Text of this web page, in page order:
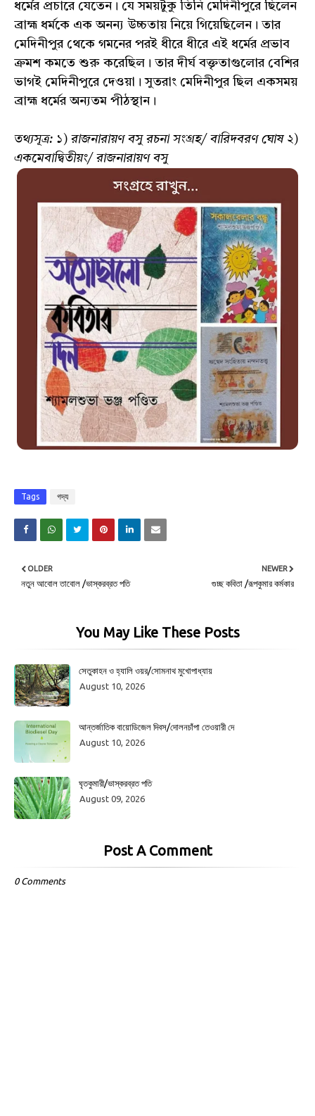
ধর্মের প্রচারে যেতেন। যে সময়টুকু তিনি মেদিনীপুরে ছিলেন
ব্রাহ্ম ধর্মকে এক অনন্য উচ্চতায় নিয়ে গিয়েছিলেন। তার
মেদিনীপুর থেকে গমনের পরই ধীরে ধীরে এই ধর্মের প্রভাব
ক্রমশ কমতে শুরু করেছিল। তার দীর্ঘ বক্তৃতাগুলোর বেশির
ভাগই মেদিনীপুরে দেওয়া। সুতরাং মেদিনীপুর ছিল একসময়
ব্রাহ্ম ধর্মের অন্যতম পীঠস্থান।
তথ্যসূত্র: ১) রাজনারায়ণ বসু রচনা সংগ্ৰহ/ বারিদবরণ ঘোষ ২)
একমেবাদ্বিতীয়ং/ রাজনারায়ণ বসু
Tags গদ্য
NEWER
গুচ্ছ কবিতা /রূপকুমার কর্মকার
OLDER
নতুন আবোল তাবোল /ভাস্করব্রত পতি
You May Like These Posts
সেতুকাহন ও হ্যালি ওয়র/সোমনাথ মুখোপাধ্যায়
August 10, 2026
আন্তর্জাতিক বায়োডিজেল দিবস/দোলনচাঁপা তেওয়ারী দে
August 10, 2026
ঘৃতকুমারী/ভাস্করব্রত পতি
August 09, 2026
Post A Comment
0 Comments